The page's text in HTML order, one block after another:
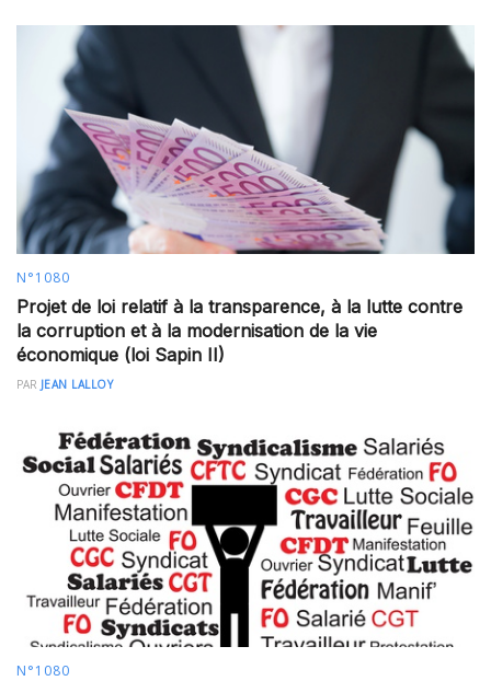
N°1080
Projet de loi relatif à la transparence, à la lutte contre
la corruption et à la modernisation de la vie
économique (loi Sapin II)
PAR JEAN LALLOY
N°1080